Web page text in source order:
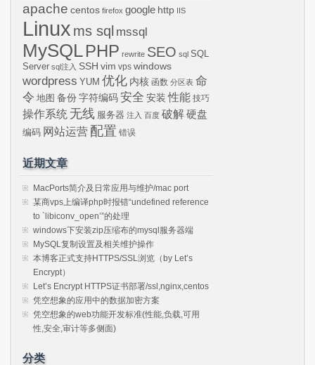
apache centos firefox google http IIS
Linux ms sql mssql
MySQLPHP rewrite SEO sql SQL
Server sql注入 SSH vim vps windows
wordpress YUM 优化 内核 函数 分区表 命
令 地图 备份 字符编码 安全 安装 性能 技巧
操作系统 无线 服务器 注入 百度 破解硬盘
编码 网站运营 配置 错误
近期文章
MacPorts简介及日常应用与维护/mac port
某商vps上编译php时报错“undefined reference
to `libiconv_open’”的处理
windows下安装zip压缩布的mysql服务器端
MySQL复制设置及相关维护操作
本博客正式支持HTTPS/SSL浏览（by Let’s
Encrypt）
Let’s Encrypt HTTPS证书部署/ssl,nginx,centos
凭空想象的应用中的数据加密方案
凭空想象的web功能开发标准(性能,负载,可用
性,安全,审计等多侧面)
分类